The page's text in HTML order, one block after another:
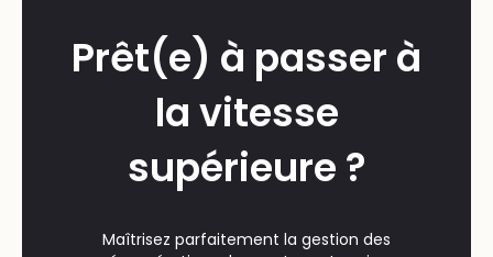
Prêt(e) à passer à
la vitesse
supérieure ?
Maîtrisez parfaitement la gestion des